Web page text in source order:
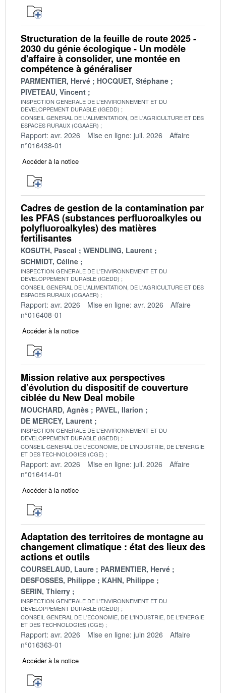
Structuration de la feuille de route 2025 -
2030 du génie écologique - Un modèle
d'affaire à consolider, une montée en
compétence à généraliser
PARMENTIER, Hervé
HOCQUET, Stéphane
PIVETEAU, Vincent
INSPECTION GENERALE DE L'ENVIRONNEMENT ET DU
DEVELOPPEMENT DURABLE (IGEDD)
CONSEIL GENERAL DE L'ALIMENTATION, DE L'AGRICULTURE ET DES
ESPACES RURAUX (CGAAER)
Rapport: avr. 2026 Mise en ligne: juil. 2026
Affaire
n°016438-01
Accéder à la notice
Cadres de gestion de la contamination par
les PFAS (substances perfluoroalkyles ou
polyfluoroalkyles) des matières
fertilisantes
KOSUTH, Pascal
WENDLING, Laurent
SCHMIDT, Céline
INSPECTION GENERALE DE L'ENVIRONNEMENT ET DU
DEVELOPPEMENT DURABLE (IGEDD)
CONSEIL GENERAL DE L'ALIMENTATION, DE L'AGRICULTURE ET DES
ESPACES RURAUX (CGAAER)
Rapport: avr. 2026 Mise en ligne: avr. 2026
Affaire
n°016408-01
Accéder à la notice
Mission relative aux perspectives
d’évolution du dispositif de couverture
ciblée du New Deal mobile
MOUCHARD, Agnès
PAVEL, Ilarion
DE MERCEY, Laurent
INSPECTION GENERALE DE L'ENVIRONNEMENT ET DU
DEVELOPPEMENT DURABLE (IGEDD)
CONSEIL GENERAL DE L'ECONOMIE, DE L'INDUSTRIE, DE L'ENERGIE
ET DES TECHNOLOGIES (CGE)
Rapport: avr. 2026 Mise en ligne: juil. 2026
Affaire
n°016414-01
Accéder à la notice
Adaptation des territoires de montagne au
changement climatique : état des lieux des
actions et outils
COURSELAUD, Laure
PARMENTIER, Hervé
DESFOSSES, Philippe
KAHN, Philippe
SERIN, Thierry
INSPECTION GENERALE DE L'ENVIRONNEMENT ET DU
DEVELOPPEMENT DURABLE (IGEDD)
CONSEIL GENERAL DE L'ECONOMIE, DE L'INDUSTRIE, DE L'ENERGIE
ET DES TECHNOLOGIES (CGE)
Rapport: avr. 2026 Mise en ligne: juin 2026
Affaire
n°016363-01
Accéder à la notice